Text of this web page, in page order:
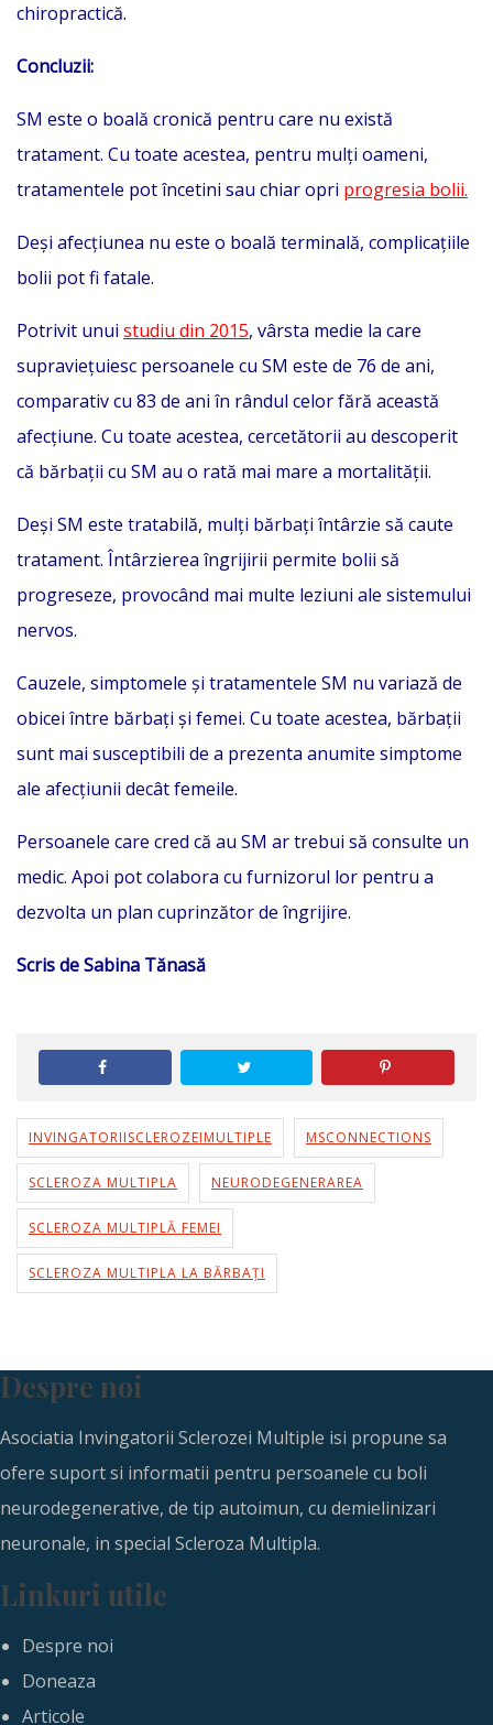
chiropractică.
Concluzii:
SM este o boală cronică pentru care nu există
tratament. Cu toate acestea, pentru mulți oameni,
tratamentele pot încetini sau chiar opri progresia bolii.
Deși afecțiunea nu este o boală terminală, complicațiile
bolii pot fi fatale.
Potrivit unui studiu din 2015, vârsta medie la care
supraviețuiesc persoanele cu SM este de 76 de ani,
comparativ cu 83 de ani în rândul celor fără această
afecțiune. Cu toate acestea, cercetătorii au descoperit
că bărbații cu SM au o rată mai mare a mortalității.
Deși SM este tratabilă, mulți bărbați întârzie să caute
tratament. Întârzierea îngrijirii permite bolii să
progreseze, provocând mai multe leziuni ale sistemului
nervos.
Cauzele, simptomele și tratamentele SM nu variază de
obicei între bărbați și femei. Cu toate acestea, bărbații
sunt mai susceptibili de a prezenta anumite simptome
ale afecțiunii decât femeile.
Persoanele care cred că au SM ar trebui să consulte un
medic. Apoi pot colabora cu furnizorul lor pentru a
dezvolta un plan cuprinzător de îngrijire.
Scris de Sabina Tănasă
INVINGATORIISCLEROZEIMULTIPLE MSCONNECTIONS
SCLEROZA MULTIPLA NEURODEGENERAREA
SCLEROZA MULTIPLĂ FEMEI
SCLEROZA MULTIPLA LA BĂRBAȚI
Despre noi
Asociatia Invingatorii Sclerozei Multiple isi propune sa
ofere suport si informatii pentru persoanele cu boli
neurodegenerative, de tip autoimun, cu demielinizari
neuronale, in special Scleroza Multipla.
Linkuri utile
Despre noi
Doneaza
Articole